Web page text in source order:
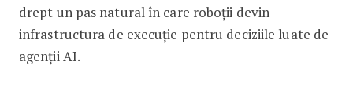
drept un pas natural în care roboții devin
infrastructura de execuție pentru deciziile luate de
agenții AI.